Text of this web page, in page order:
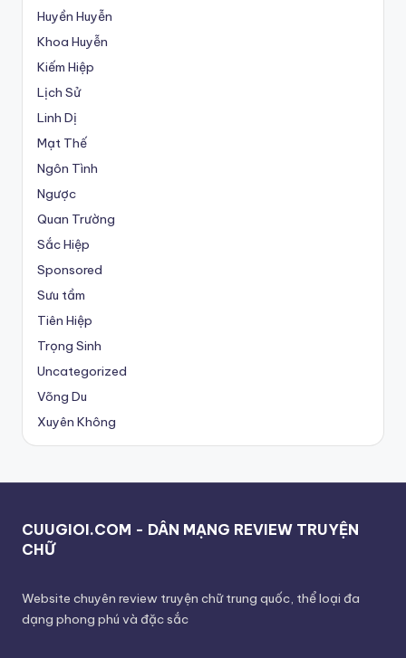
Huyền Huyễn
Khoa Huyễn
Kiếm Hiệp
Lịch Sử
Linh Dị
Mạt Thế
Ngôn Tình
Ngược
Quan Trường
Sắc Hiệp
Sponsored
Sưu tầm
Tiên Hiệp
Trọng Sinh
Uncategorized
Võng Du
Xuyên Không
CUUGIOI.COM - DÂN MẠNG REVIEW TRUYỆN
CHỮ
Website chuyên review truyện chữ trung quốc, thể loại đa
dạng phong phú và đặc sắc